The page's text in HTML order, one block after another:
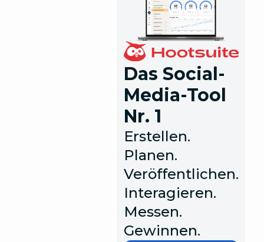
Das Social-
Media-Tool
Nr. 1
Erstellen.
Planen.
Veröffentlichen.
Interagieren.
Messen.
Gewinnen.